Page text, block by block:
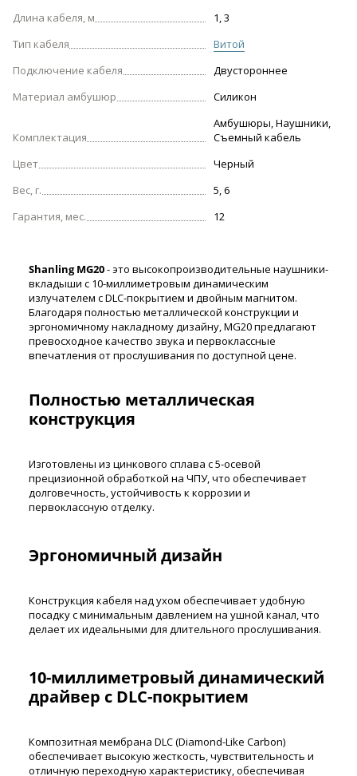
Длина кабеля, м
1, 3
Тип кабеля
Витой
Подключение кабеля
Двустороннее
Материал амбушюр
Силикон
Комплектация
Амбушюры, Наушники,
Съемный кабель
Цвет
Черный
Вес, г.
5, 6
Гарантия, мес.
12
Shanling MG20- это высокопроизводительные наушники-
вкладыши с 10-миллиметровым динамическим
излучателем с DLC-покрытием и двойным магнитом.
Благодаря полностью металлической конструкции и
эргономичному накладному дизайну, MG20 предлагают
превосходное качество звука и первоклассные
впечатления от прослушивания по доступной цене.
Полностью металлическая
конструкция
Изготовлены из цинкового сплава с 5-осевой
прецизионной обработкой на ЧПУ, что обеспечивает
долговечность, устойчивость к коррозии и
первоклассную отделку.
Эргономичный дизайн
Конструкция кабеля над ухом обеспечивает удобную
посадку с минимальным давлением на ушной канал, что
делает их идеальными для длительного прослушивания.
10-миллиметровый динамический
драйвер с DLC-покрытием
Композитная мембрана DLC (Diamond-Like Carbon)
обеспечивает высокую жесткость, чувствительность и
отличную переходную характеристику, обеспечивая